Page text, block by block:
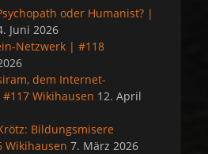
oder Humanist? |
Juni 2026
Netzwerk | #118
dem Internet-
Wikihausen 12. April
Bildungsmisere
Wikihausen 7. März 2026